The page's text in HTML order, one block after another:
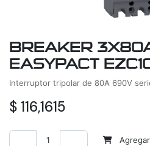
BREAKER
EASYPACT
Interruptor tripolar de 80A 690V
$ 116,1615